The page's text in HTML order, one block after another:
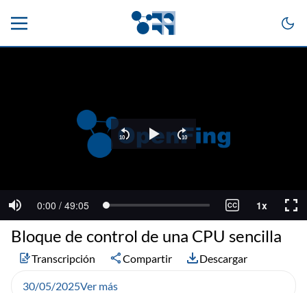
Bloque de control de una CPU sencilla
Transcripción Compartir Descargar
30/05/2025Ver más